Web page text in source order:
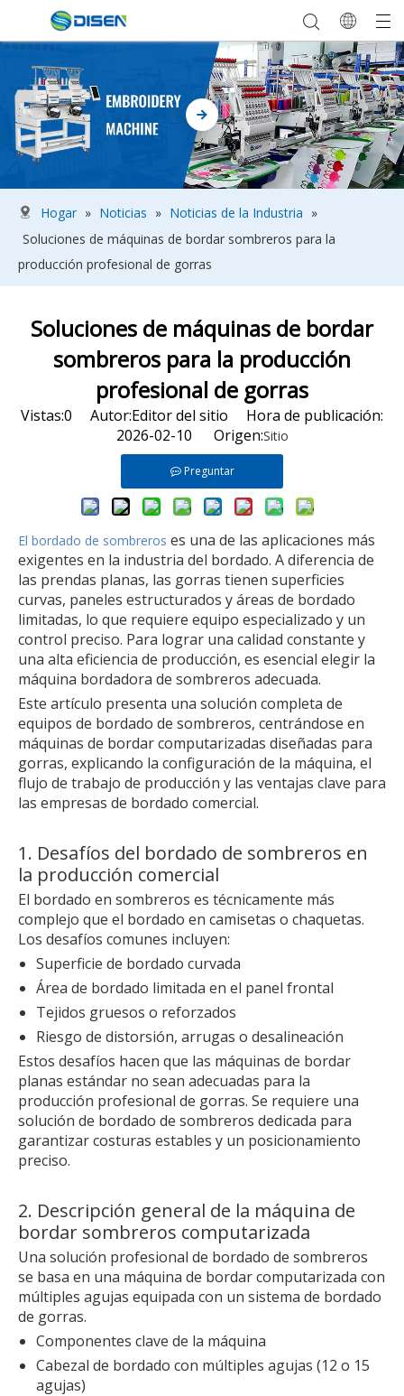
Hogar » Noticias » Noticias de la Industria »
Soluciones de máquinas de bordar sombreros para la
producción profesional de gorras
Soluciones de máquinas de bordar
sombreros para la producción
profesional de gorras
Vistas:0 Autor:Editor del sitio Hora de publicación:
2026-02-10 Origen:Sitio
Preguntar
El bordado de sombreros es una de las aplicaciones más
exigentes en la industria del bordado. A diferencia de
las prendas planas, las gorras tienen superficies
curvas, paneles estructurados y áreas de bordado
limitadas, lo que requiere equipo especializado y un
control preciso. Para lograr una calidad constante y
una alta eficiencia de producción, es esencial elegir la
máquina bordadora de sombreros adecuada.
Este artículo presenta una solución completa de
equipos de bordado de sombreros, centrándose en
máquinas de bordar computarizadas diseñadas para
gorras, explicando la configuración de la máquina, el
flujo de trabajo de producción y las ventajas clave para
las empresas de bordado comercial.
1. Desafíos del bordado de sombreros en
la producción comercial
El bordado en sombreros es técnicamente más
complejo que el bordado en camisetas o chaquetas.
Los desafíos comunes incluyen:
Superficie de bordado curvada
Área de bordado limitada en el panel frontal
Tejidos gruesos o reforzados
Riesgo de distorsión, arrugas o desalineación
Estos desafíos hacen que las máquinas de bordar
planas estándar no sean adecuadas para la
producción profesional de gorras. Se requiere una
solución de bordado de sombreros dedicada para
garantizar costuras estables y un posicionamiento
preciso.
2. Descripción general de la máquina de
bordar sombreros computarizada
Una solución profesional de bordado de sombreros
se basa en una máquina de bordar computarizada con
múltiples agujas equipada con un sistema de bordado
de gorras.
Componentes clave de la máquina
Cabezal de bordado con múltiples agujas (12 o 15
agujas)